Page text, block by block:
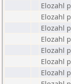
Elozahl
Elozahl
Elozahl
Elozahl
Elozahl
Elozahl
Elozahl